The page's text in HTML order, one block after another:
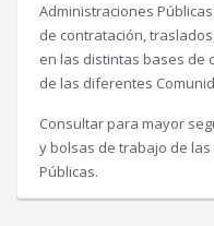
Administraciones
de contratación,
en las distintas bases de
de las diferentes
Consultar para mayor
y bolsas de trabajo de
Públicas.